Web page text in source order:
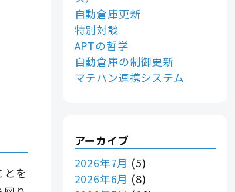
とを
自動倉庫更新
特別対談
APTの哲学
自動倉庫の制御更新
マテハン連携システム
アーカイブ
2026年7月 (5)
2026年6月 (8)